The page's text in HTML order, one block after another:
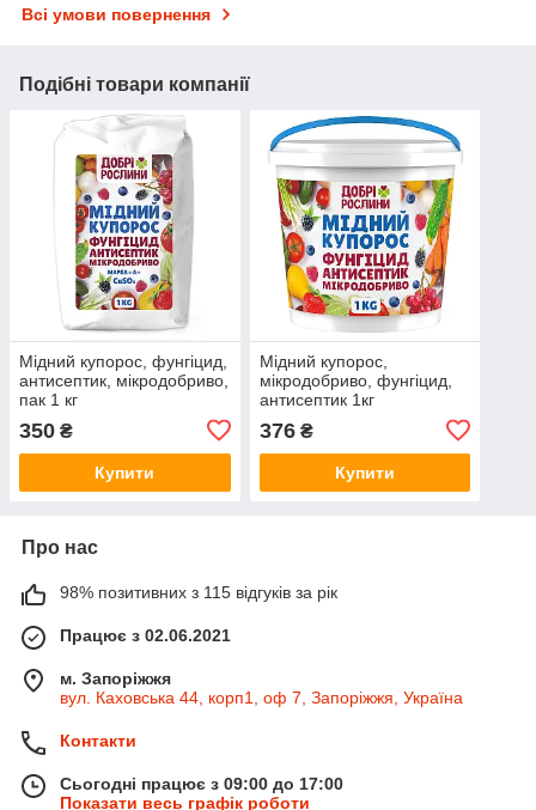
Всі умови повернення
Подібні товари компанії
Мідний купорос, фунгіцид,
антисептик, мікродобриво,
пак 1 кг
350 ₴
Купити
Мідний купорос,
мікродобриво, фунгіцид,
антисептик 1кг
376₴
Купити
Про нас
98% позитивних з 115 відгуків за рік
Працює з 02.06.2021
м. Запоріжжя
вул. Каховська 44, корп1, оф 7, Запоріжжя, Україна
Контакти
Сьогодні працює з 09:00 до 17:00
Показати весь графік роботи